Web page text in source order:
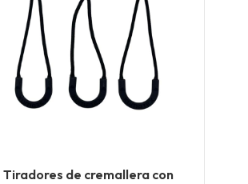
Tiradores de cremallera con